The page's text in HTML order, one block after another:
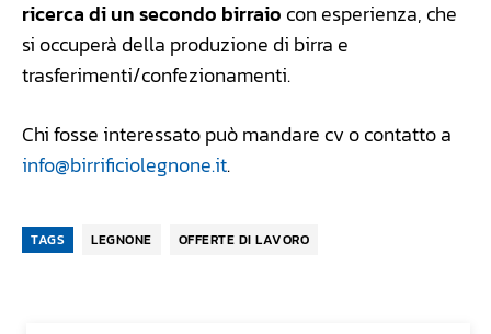
ricerca di un secondo birraio con esperienza, che
si occuperà della produzione di birra e
trasferimenti/confezionamenti.
Chi fosse interessato può mandare cv o contatto a
info@birrificiolegnone.it.
TAGS LEGNONE OFFERTE DI LAVORO